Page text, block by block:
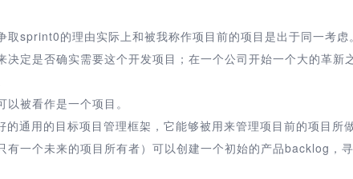
取sprint0的理由实际上和被我称作项目前的项目是出于同一考
决定是否确实需要这个开发项目；在一个公司开始一个大的革新
被看作是一个项目。
通用的目标项目管理框架，它能够被用来管理项目前的项目所
有一个未来的项目所有者）可以创建一个初始的产品backlog，